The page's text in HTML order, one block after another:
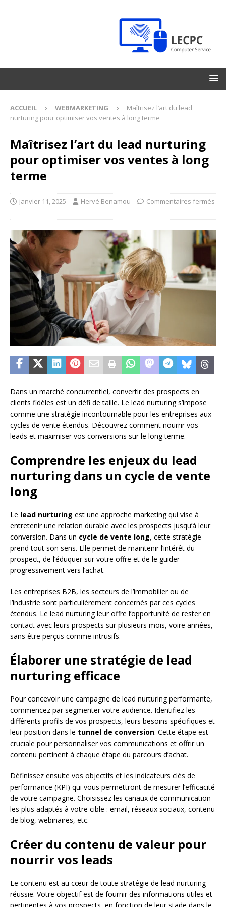
ACCUEIL WEBMARKETING
Maîtrisez l’art du lead
nurturing pour optimiser vos ventes à long terme
Maîtrisez l’art du lead nurturing
pour optimiser vos ventes à long
terme
janvier 11, 2025 Hervé Benamou Commentaires fermés
Dans un marché concurrentiel, convertir des prospects en
clients fidèles est un défi de taille. Le lead nurturing s’impose
comme une stratégie incontournable pour les entreprises aux
cycles de vente étendus. Découvrez comment nourrir vos
leads et maximiser vos conversions sur le long terme.
Comprendre les enjeux du lead
nurturing dans un cycle de vente
long
Le lead nurturing est une approche marketing qui vise à
entretenir une relation durable avec les prospects jusqu’à leur
conversion. Dans un cycle de vente long, cette stratégie
prend tout son sens. Elle permet de maintenir l’intérêt du
prospect, de l’éduquer sur votre offre et de le guider
progressivement vers l’achat.
Les entreprises B2B, les secteurs de l’immobilier ou de
l’industrie sont particulièrement concernés par ces cycles
étendus. Le lead nurturing leur offre l’opportunité de rester en
contact avec leurs prospects sur plusieurs mois, voire années,
sans être perçus comme intrusifs.
Élaborer une stratégie de lead
nurturing efficace
Pour concevoir une campagne de lead nurturing performante,
commencez par segmenter votre audience. Identifiez les
différents profils de vos prospects, leurs besoins spécifiques et
leur position dans le tunnel de conversion. Cette étape est
cruciale pour personnaliser vos communications et offrir un
contenu pertinent à chaque étape du parcours d’achat.
Définissez ensuite vos objectifs et les indicateurs clés de
performance (KPI) qui vous permettront de mesurer l’efficacité
de votre campagne. Choisissez les canaux de communication
les plus adaptés à votre cible : email, réseaux sociaux, contenu
de blog, webinaires, etc.
Créer du contenu de valeur pour
nourrir vos leads
Le contenu est au cœur de toute stratégie de lead nurturing
réussie. Votre objectif est de fournir des informations utiles et